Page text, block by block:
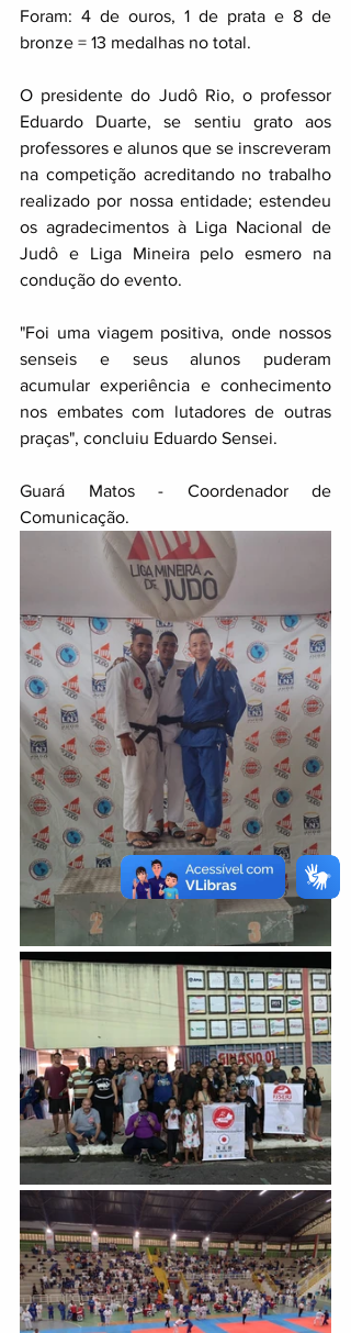
Foram: 4 de ouros, 1 de prata e 8 de
bronze = 13 medalhas no total.
O presidente do Judô Rio, o professor
Eduardo Duarte, se sentiu grato aos
professores e alunos que se inscreveram
na competição acreditando no trabalho
realizado por nossa entidade; estendeu
os agradecimentos à Liga Nacional de
Judô e Liga Mineira pelo esmero na
condução do evento.
"Foi uma viagem positiva, onde nossos
senseis e seus alunos puderam
acumular experiência e conhecimento
nos embates com lutadores de outras
praças", concluiu Eduardo Sensei.
Guará Matos - Coordenador de
Comunicação.